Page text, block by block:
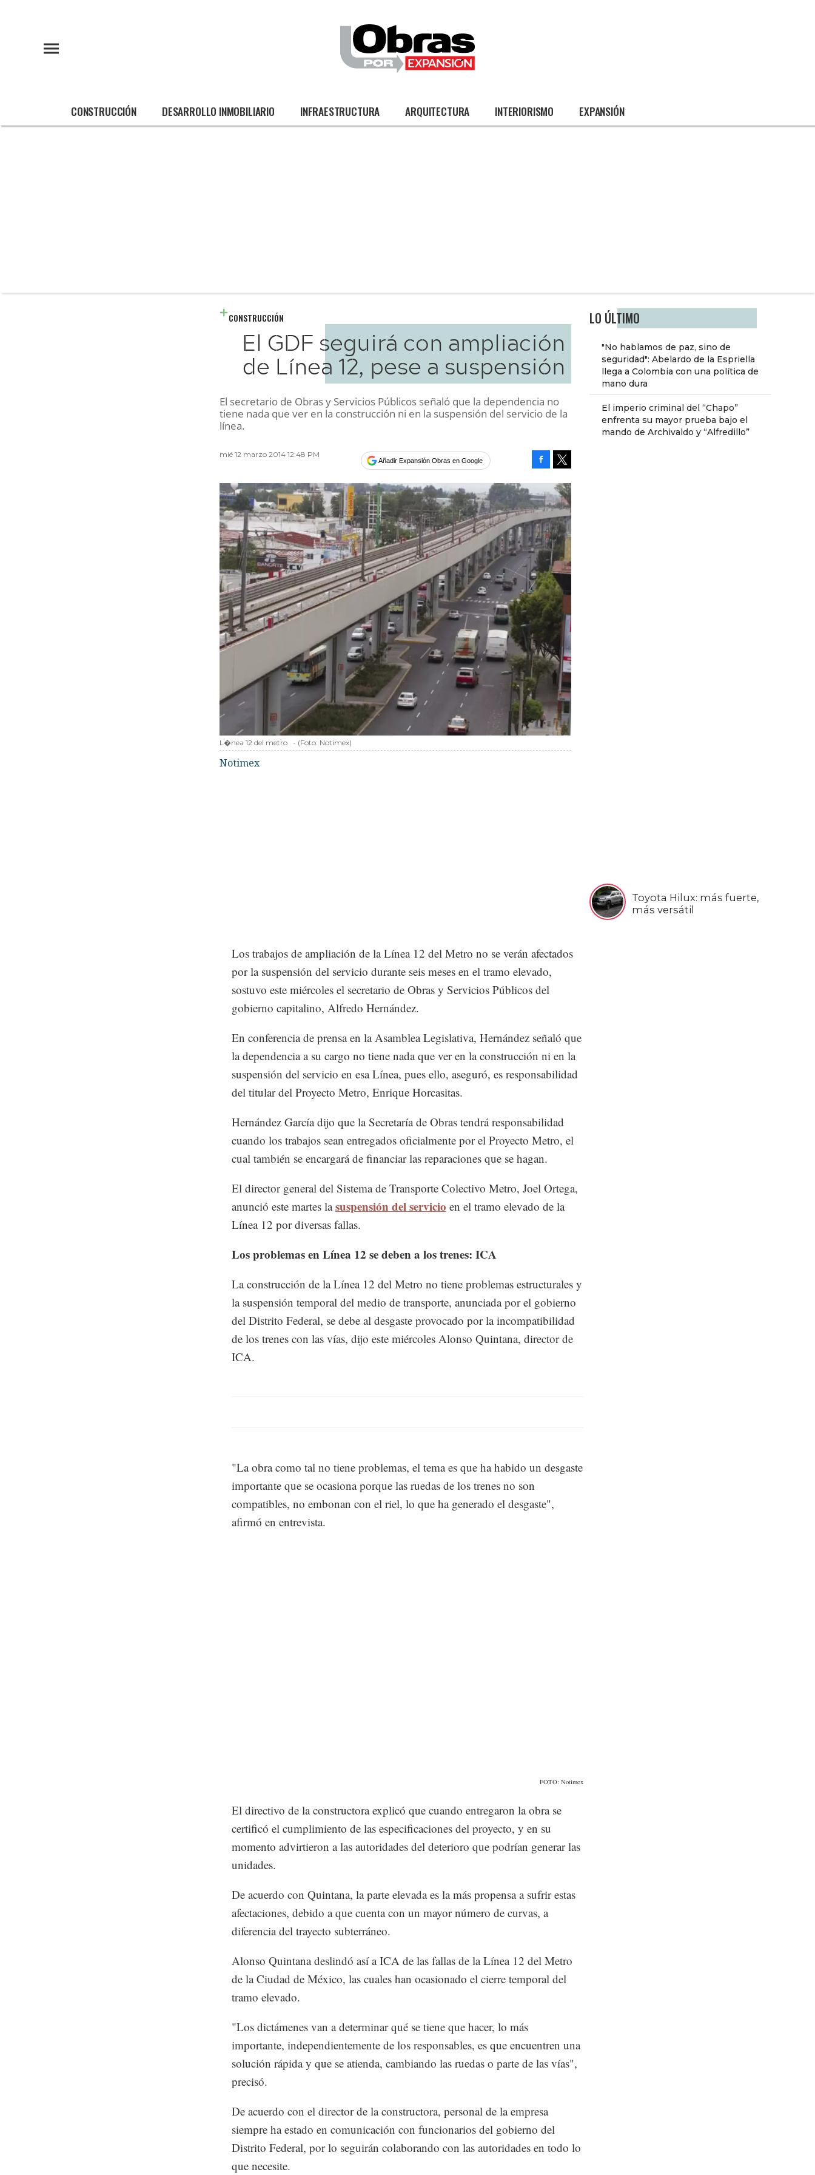
CONSTRUCCIÓN DESARROLLO INMOBILIARIO INFRAESTRUCTURA ARQUITECTURA INTERIORISMO EXPANSIÓN
LO ÚLTIMO
"No hablamos de paz, sino de
seguridad": Abelardo de la Espriella
llega a Colombia con una política de
mano dura
El imperio criminal del “Chapo”
enfrenta su mayor prueba bajo el
mando de Archivaldo y “Alfredillo”
Toyota Hilux: más fuerte,
más versátil
CONSTRUCCIÓN
El GDF seguirá con ampliación
de Línea 12, pese a suspensión
El secretario de Obras y Servicios Públicos señaló que la dependencia no
tiene nada que ver en la construcción ni en la suspensión del servicio de la
línea.
mié 12 marzo 2014 12:48 PM
Añadir Expansión Obras en Google
L�nea 12 del metro - (Foto: Notimex)
Notimex
Los trabajos de ampliación de la Línea 12 del Metro no se verán afectados
por la suspensión del servicio durante seis meses en el tramo elevado,
sostuvo este miércoles el secretario de Obras y Servicios Públicos del
gobierno capitalino, Alfredo Hernández.
En conferencia de prensa en la Asamblea Legislativa, Hernández señaló que
la dependencia a su cargo no tiene nada que ver en la construcción ni en la
suspensión del servicio en esa Línea, pues ello, aseguró, es responsabilidad
del titular del Proyecto Metro, Enrique Horcasitas.
Hernández García dijo que la Secretaría de Obras tendrá responsabilidad
cuando los trabajos sean entregados oficialmente por el Proyecto Metro, el
cual también se encargará de financiar las reparaciones que se hagan.
El director general del Sistema de Transporte Colectivo Metro, Joel Ortega,
anunció este martes lasuspensión del servicio en el tramo elevado de la
Línea 12 por diversas fallas.
Los problemas en Línea 12 se deben a los trenes: ICA
La construcción de la Línea 12 del Metro no tiene problemas estructurales y
la suspensión temporal del medio de transporte, anunciada por el gobierno
del Distrito Federal, se debe al desgaste provocado por la incompatibilidad
de los trenes con las vías, dijo este miércoles Alonso Quintana, director de
ICA.
"La obra como tal no tiene problemas, el tema es que ha habido un desgaste
importante que se ocasiona porque las ruedas de los trenes no son
compatibles, no embonan con el riel, lo que ha generado el desgaste",
afirmó en entrevista.
FOTO: Notimex
El directivo de la constructora explicó que cuando entregaron la obra se
certificó el cumplimiento de las especificaciones del proyecto, y en su
momento advirtieron a las autoridades del deterioro que podrían generar las
unidades.
De acuerdo con Quintana, la parte elevada es la más propensa a sufrir estas
afectaciones, debido a que cuenta con un mayor número de curvas, a
diferencia del trayecto subterráneo.
Alonso Quintana deslindó así a ICA de las fallas de la Línea 12 del Metro
de la Ciudad de México, las cuales han ocasionado el cierre temporal del
tramo elevado.
"Los dictámenes van a determinar qué se tiene que hacer, lo más
importante, independientemente de los responsables, es que encuentren una
solución rápida y que se atienda, cambiando las ruedas o parte de las vías",
precisó.
De acuerdo con el director de la constructora, personal de la empresa
siempre ha estado en comunicación con funcionarios del gobierno del
Distrito Federal, por lo seguirán colaborando con las autoridades en todo lo
que necesite.